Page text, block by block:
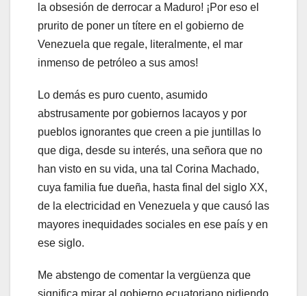
la obsesión de derrocar a Maduro! ¡Por eso el
prurito de poner un títere en el gobierno de
Venezuela que regale, literalmente, el mar
inmenso de petróleo a sus amos!
Lo demás es puro cuento, asumido
abstrusamente por gobiernos lacayos y por
pueblos ignorantes que creen a pie juntillas lo
que diga, desde su interés, una señora que no
han visto en su vida, una tal Corina Machado,
cuya familia fue dueña, hasta final del siglo XX,
de la electricidad en Venezuela y que causó las
mayores inequidades sociales en ese país y en
ese siglo.
Me abstengo de comentar la vergüenza que
significa mirar al gobierno ecuatoriano pidiendo